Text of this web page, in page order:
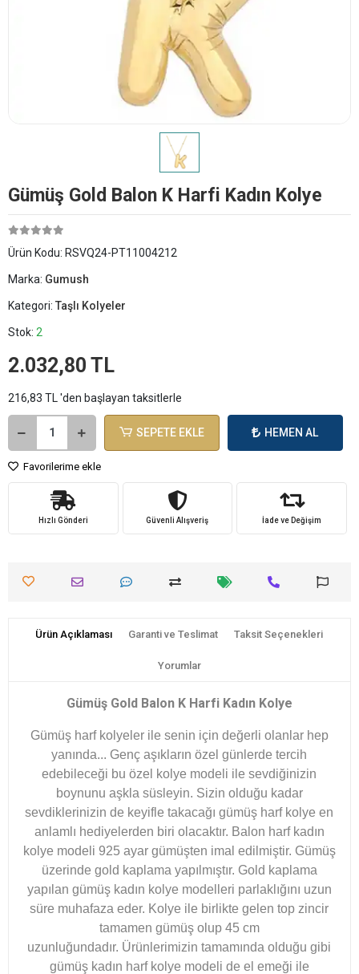
Gümüş Gold Balon K Harfi Kadın Kolye
Ürün Kodu: RSVQ24-PT11004212
Marka: Gumush
Kategori: Taşlı Kolyeler
Stok: 2
2.032,80 TL
216,83 TL 'den başlayan taksitlerle
SEPETE EKLE HEMEN AL
Favorilerime ekle
Hızlı Gönderi Güvenli Alışveriş İade ve Değişim
Ürün Açıklaması Garanti ve Teslimat Taksit Seçenekleri
Yorumlar
Gümüş Gold Balon K Harfi Kadın Kolye
Gümüş harf kolyeler ile senin için değerli olanlar hep
yanında... Genç aşıkların özel günlerde tercih
edebileceği bu özel kolye modeli ile sevdiğinizin
boynunu aşkla süsleyin. Sizin olduğu kadar
sevdiklerinizin de keyifle takacağı gümüş harf kolye en
anlamlı hediyelerden biri olacaktır. Balon harf kadın
kolye modeli 925 ayar gümüşten imal edilmiştir. Gümüş
üzerinde gold kaplama yapılmıştır. Gold kaplama
yapılan gümüş kadın kolye modelleri parlaklığını uzun
süre muhafaza eder. Kolye ile birlikte gelen top zincir
tamamen gümüş olup 45 cm
uzunluğundadır. Ürünlerimizin tamamında olduğu gibi
gümüş kadın harf kolye modeli de el emeği ile